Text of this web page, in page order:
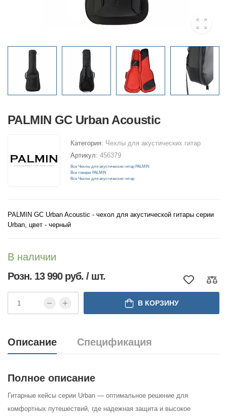
PALMIN GC Urban Acoustic
Категория: Чехлы для акустических гитар
Артикул: 456379
Все Чехлы для акустических гитар PALMIN
Все товары PALMIN
Все Чехлы для акустических гитар
PALMIN GC Urban Acoustic - чехол для акустической гитары серии
Urban, цвет - черный
В наличии
Розн. 13 990 руб. / шт.
В КОРЗИНУ
Описание Спецификация
Полное описание
Гитарные кейсы серии Urban — оптимальное решение для
комфортных путешествий, где надежная защита и высокое